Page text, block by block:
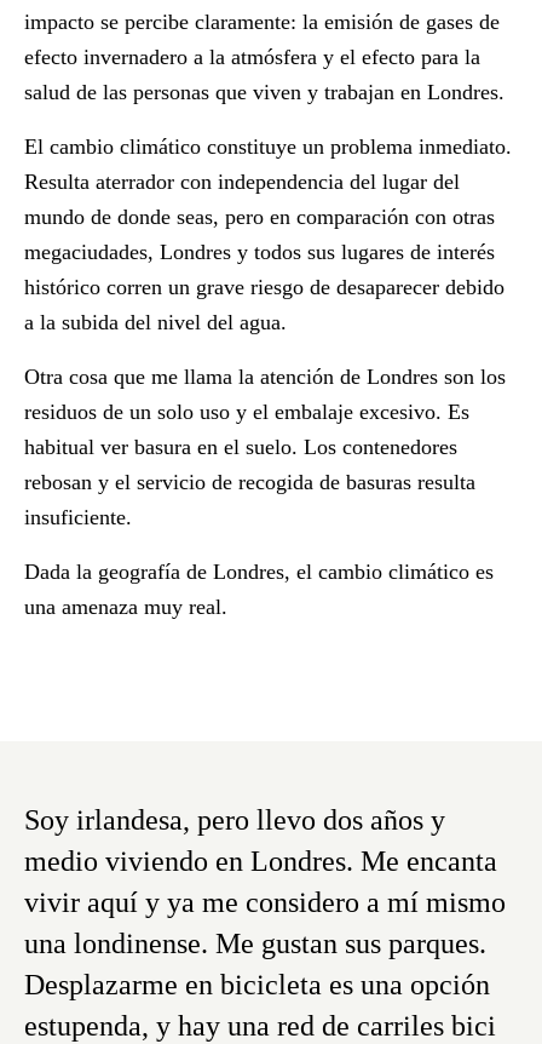
impacto se percibe claramente: la emisión de gases de
efecto invernadero a la atmósfera y el efecto para la
salud de las personas que viven y trabajan en Londres.
El cambio climático constituye un problema inmediato.
Resulta aterrador con independencia del lugar del
mundo de donde seas, pero en comparación con otras
megaciudades, Londres y todos sus lugares de interés
histórico corren un grave riesgo de desaparecer debido
a la subida del nivel del agua.
Otra cosa que me llama la atención de Londres son los
residuos de un solo uso y el embalaje excesivo. Es
habitual ver basura en el suelo. Los contenedores
rebosan y el servicio de recogida de basuras resulta
insuficiente.
Dada la geografía de Londres, el cambio climático es
una amenaza muy real.
Soy irlandesa, pero llevo dos años y
medio viviendo en Londres. Me encanta
vivir aquí y ya me considero a mí mismo
una londinense. Me gustan sus parques.
Desplazarme en bicicleta es una opción
estupenda, y hay una red de carriles bici